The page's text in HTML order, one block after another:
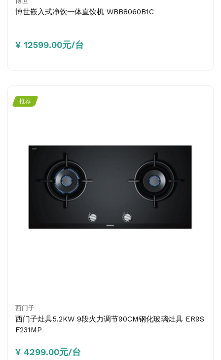
博世嵌入式净饮一体直饮机 WBB8060B1C
¥ 12599.00元/台
推荐
西门子
西门子灶具5.2KW 9段火力调节90CM钢化玻璃灶具 ER9S
F231MP
¥ 4299.00元/台